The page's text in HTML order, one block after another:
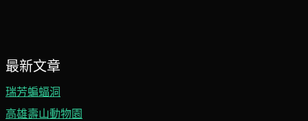
最新文章
瑞芳蝙蝠洞
高雄壽山動物園